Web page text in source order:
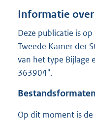
Informatie
Deze publicatie is
Tweede Kamer der
van het type Bijlage
363904".
Bestandsformaten
Op dit moment is